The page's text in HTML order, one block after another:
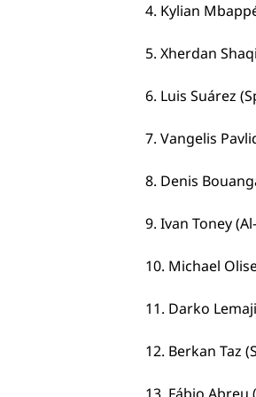
4. Kylian
5. Xherdan
6. Luis Suárez
7. Vangelis
8. Denis
9. Ivan Toney
10. Michael
11. Darko
12. Berkan Taz